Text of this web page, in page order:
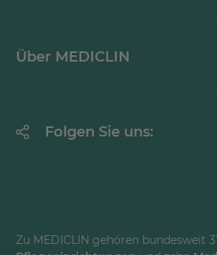
Über MEDICLIN
Folgen Sie uns:
Youtube
Zu MEDICLIN gehören bundesweit